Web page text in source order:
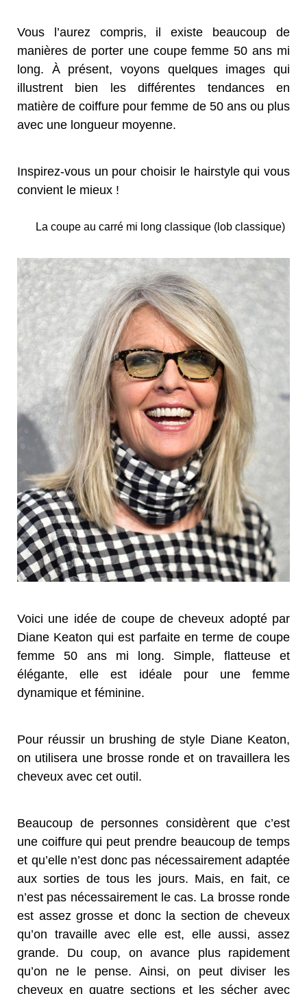
Vous l’aurez compris, il existe beaucoup de
manières de porter une coupe femme 50 ans mi
long. À présent, voyons quelques images qui
illustrent bien les différentes tendances en
matière de coiffure pour femme de 50 ans ou plus
avec une longueur moyenne.
Inspirez-vous un pour choisir le hairstyle qui vous
convient le mieux !
La coupe au carré mi long classique (lob classique)
Voici une idée de coupe de cheveux adopté par
Diane Keaton qui est parfaite en terme de coupe
femme 50 ans mi long. Simple, flatteuse et
élégante, elle est idéale pour une femme
dynamique et féminine.
Pour réussir un brushing de style Diane Keaton,
on utilisera une brosse ronde et on travaillera les
cheveux avec cet outil.
Beaucoup de personnes considèrent que c’est
une coiffure qui peut prendre beaucoup de temps
et qu’elle n’est donc pas nécessairement adaptée
aux sorties de tous les jours. Mais, en fait, ce
n’est pas nécessairement le cas. La brosse ronde
est assez grosse et donc la section de cheveux
qu’on travaille avec elle est, elle aussi, assez
grande. Du coup, on avance plus rapidement
qu’on ne le pense. Ainsi, on peut diviser les
cheveux en quatre sections et les sécher avec